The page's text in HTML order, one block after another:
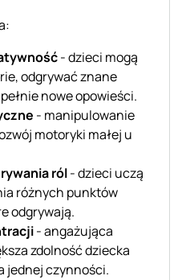
- dzieci mogą
odgrywać znane
nowe opowieści.
- manipulowanie
motoryki małej u
ról- dzieci uczą
różnych punktów
odgrywają.
- angażująca
zdolność dziecka
jednej czynności.